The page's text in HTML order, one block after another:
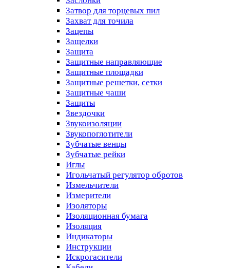
Затвор для торцевых пил
Захват для точила
Зацепы
Защелки
Защита
Защитные направляющие
Защитные площадки
Защитные решетки, сетки
Защитные чаши
Защиты
Звездочки
Звукоизоляции
Звукопоглотители
Зубчатые венцы
Зубчатые рейки
Иглы
Игольчатый регулятор обротов
Измельчители
Измерители
Изоляторы
Изоляционная бумага
Изоляция
Индикаторы
Инструкции
Искрогасители